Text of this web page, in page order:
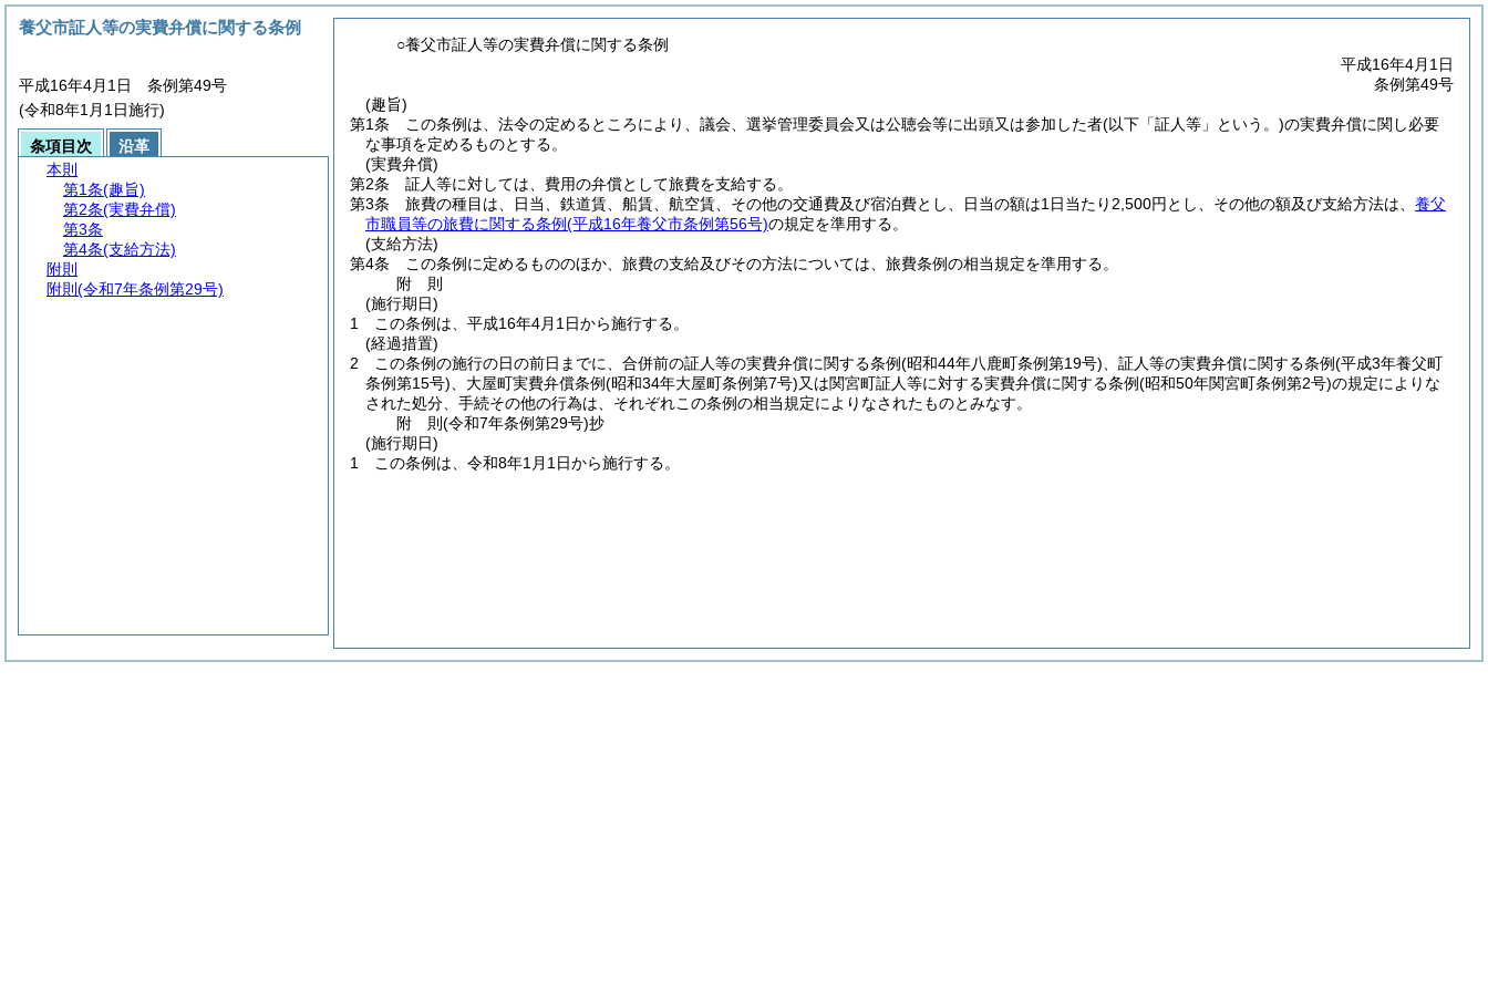
○養父市証人等の実費弁償に関する条例
平成16年4月1日
条例第49号
(趣旨)
第1条
この条例は、法令の定めるところにより、議会、選挙管理委員会又は公聴会等に出頭又は参加した者(以下「証人等」という。)の実費弁償に関し必要
な事項を定めるものとする。
(実費弁償)
第2条
証人等に対しては、費用の弁償として旅費を支給する。
第3条
旅費の種目は、日当、鉄道賃、船賃、航空賃、その他の交通費及び宿泊費とし、日当の額は1日当たり2,500円とし、その他の額及び支給方法は、 養父
市職員等の旅費に関する条例(平成16年養父市条例第56号)の規定を準用する。
(支給方法)
第4条
この条例に定めるもののほか、旅費の支給及びその方法については、旅費条例の相当規定を準用する。
附 則
(施行期日)
1
この条例は、平成16年4月1日から施行する。
(経過措置)
2
この条例の施行の日の前日までに、合併前の証人等の実費弁償に関する条例(昭和44年八鹿町条例第19号) 、証人等の実費弁償に関する条例(平成3年養父町
条例第15号) 、大屋町実費弁償条例(昭和34年大屋町条例第7号)又は関宮町証人等に対する実費弁償に関する条例(昭和50年関宮町条例第2号)の規定によりな
された処分、手続その他の行為は、それぞれこの条例の相当規定によりなされたものとみなす。
附 則(令和7年条例第29号)抄
(施行期日)
1
この条例は、令和8年1月1日から施行する。
養父市証人等の実費弁償に関する条例
平成16年4月1日 条例第49号
(令和8年1月1日施行)
条項目次
沿革
本則
第1条(趣旨)
第2条(実費弁償)
第3条
第4条(支給方法)
附則
附則 (令和7年条例第29号)